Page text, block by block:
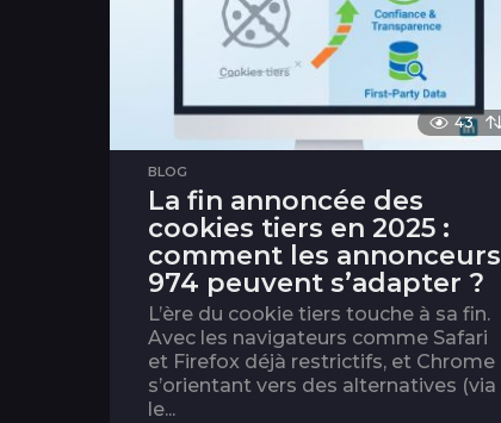
43
BLOG
La fin annoncée des
cookies tiers en 2025 :
comment les annonceurs
974 peuvent s’adapter ?
L’ère du cookie tiers touche à sa fin.
Avec les navigateurs comme Safari
et Firefox déjà restrictifs, et Chrome
s’orientant vers des alternatives (via
le...